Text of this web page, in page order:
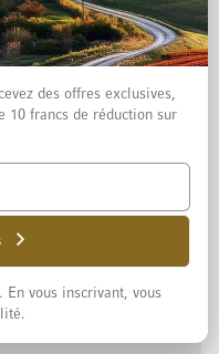
DOP
Blanco
Bio
Blanc
Retuerta
des offres exclusives,
10 francs de réduction sur
En vous inscrivant, vous